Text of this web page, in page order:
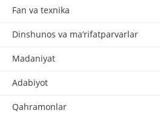
Fan va texnika
Dinshunos va ma’rifatparvarlar
Madaniyat
Adabiyot
Qahramonlar